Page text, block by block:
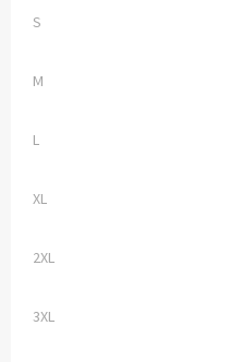
S
M
L
XL
2XL
3XL